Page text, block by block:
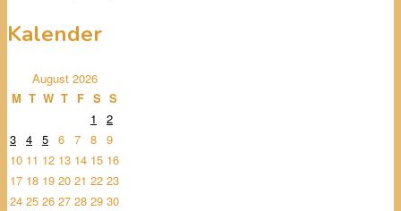
Kalender
August 2026
M T W T F S S
1
2
3 4 5 6 7 8 9
10 11 12 13 14 15 16
17 18 19 20 21 22 23
24 25 26 27 28 29 30